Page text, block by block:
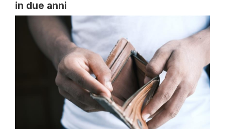
in due anni